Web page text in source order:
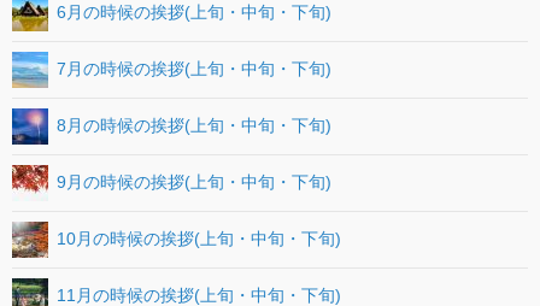
6月の時候の挨拶(上旬・中旬・下旬)
7月の時候の挨拶(上旬・中旬・下旬)
8月の時候の挨拶(上旬・中旬・下旬)
9月の時候の挨拶(上旬・中旬・下旬)
10月の時候の挨拶(上旬・中旬・下旬)
11月の時候の挨拶(上旬・中旬・下旬)